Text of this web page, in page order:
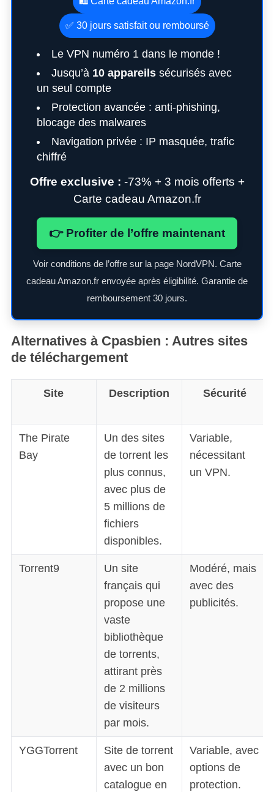
✅ 30 jours satisfait ou remboursé
Le VPN numéro 1 dans le monde !
Jusqu’à 10 appareilssécurisés avec
un seul compte
Protection avancée : anti-phishing,
blocage des malwares
Navigation privée : IP masquée, trafic
chiffré
Offre exclusive : -73% + 3 mois offerts +
Carte cadeau Amazon.fr
👉 Profiter de l’offre maintenant
Voir conditions de l’offre sur la page NordVPN. Carte
cadeau Amazon.fr envoyée après éligibilité. Garantie de
remboursement 30 jours.
Alternatives à Cpasbien : Autres sites
de téléchargement
Site Description Sécurité
The Pirate
Bay
Un des sites
de torrent les
plus connus,
avec plus de
5 millions de
fichiers
disponibles.
Variable,
nécessitant
un VPN.
Torrent9
Un site
français qui
propose une
vaste
bibliothèque
de torrents,
attirant près
de 2 millions
de visiteurs
par mois.
Modéré, mais
avec des
publicités.
YGGTorrent
Site de torrent
avec un bon
catalogue en
Variable, avec
options de
protection.
S